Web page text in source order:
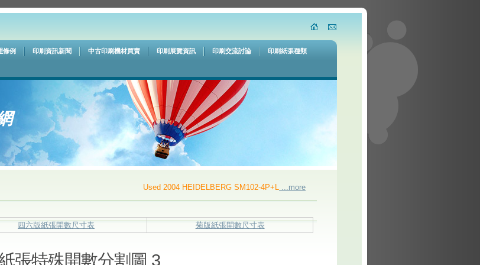
條例 印刷資訊新聞 中古印刷機材買賣 印刷展覽資訊 印刷交流討論
印刷紙張種類
Used 2004 HEIDELBERG SM102-4P+L...more Used 2006 HEIDELBERG PM GTO52-4 DDS
四六版紙張開數尺寸表 菊版紙張開數尺寸表
張特殊開數分割圖 3